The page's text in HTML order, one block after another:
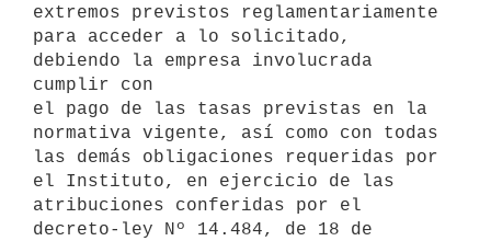
extremos previstos reglamentariamente
para acceder a lo solicitado,
debiendo la empresa involucrada
cumplir con
el pago de las tasas previstas en la
normativa vigente, así como con todas
las demás obligaciones requeridas por
el Instituto, en ejercicio de las
atribuciones conferidas por el
decreto-ley Nº 14.484, de 18 de